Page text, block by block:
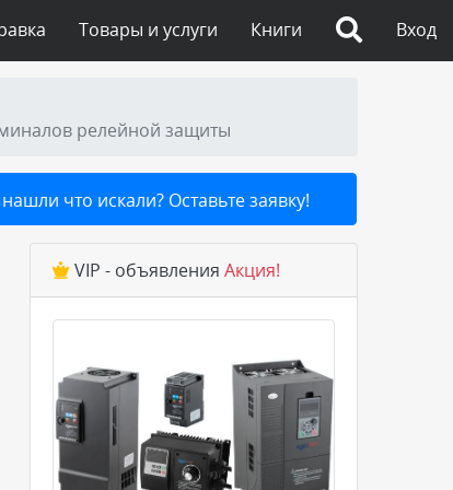
Вход
Книги
Товары и услуги
релейной защиты
что искали? Оставьте заявку!
VIP - объявления Акция!